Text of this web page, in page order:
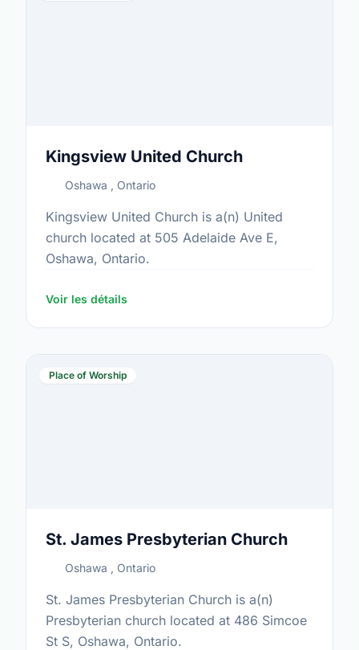
Kingsview United Church
Oshawa , Ontario
Kingsview United Church is a(n) United
church located at 505 Adelaide Ave E,
Oshawa, Ontario.
Voir les détails
Place of Worship
St. James Presbyterian Church
Oshawa , Ontario
St. James Presbyterian Church is a(n)
Presbyterian church located at 486 Simcoe
St S, Oshawa, Ontario.